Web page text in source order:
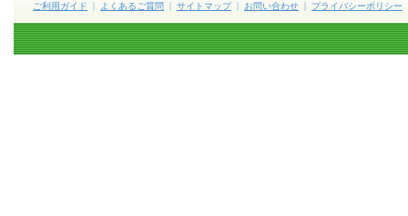
ご利用ガイド よくあるご質問 サイトマップ お問い合わせ プライバシーポリシー